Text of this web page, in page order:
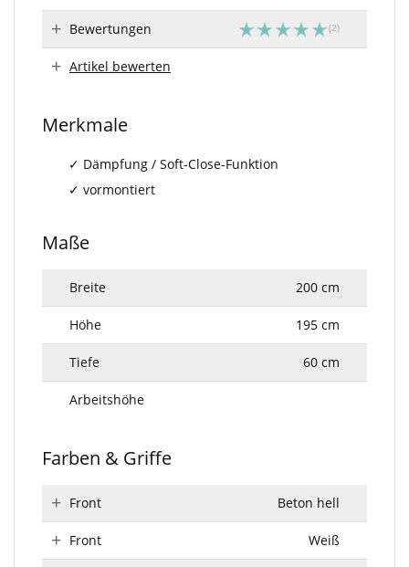
Bewertungen
Artikel bewerten
Merkmale
Dämpfung / Soft-Close-Funktion
vormontiert
Maße
Breite 200 cm
Höhe 195 cm
Tiefe 60 cm
Arbeitshöhe
Farben & Griffe
Front Beton hell
Front Weiß